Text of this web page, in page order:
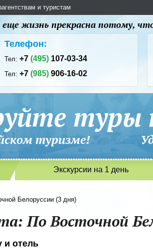
и туристам
еще жизнь прекрасна потому,
Телефон:
Тел:+7(495) 107-03-34
Тел:+7(985) 906-16-02
туры
туризме!
Экскурсии на 1 день
Белоруссии (3 дня)
По Восточной
отель